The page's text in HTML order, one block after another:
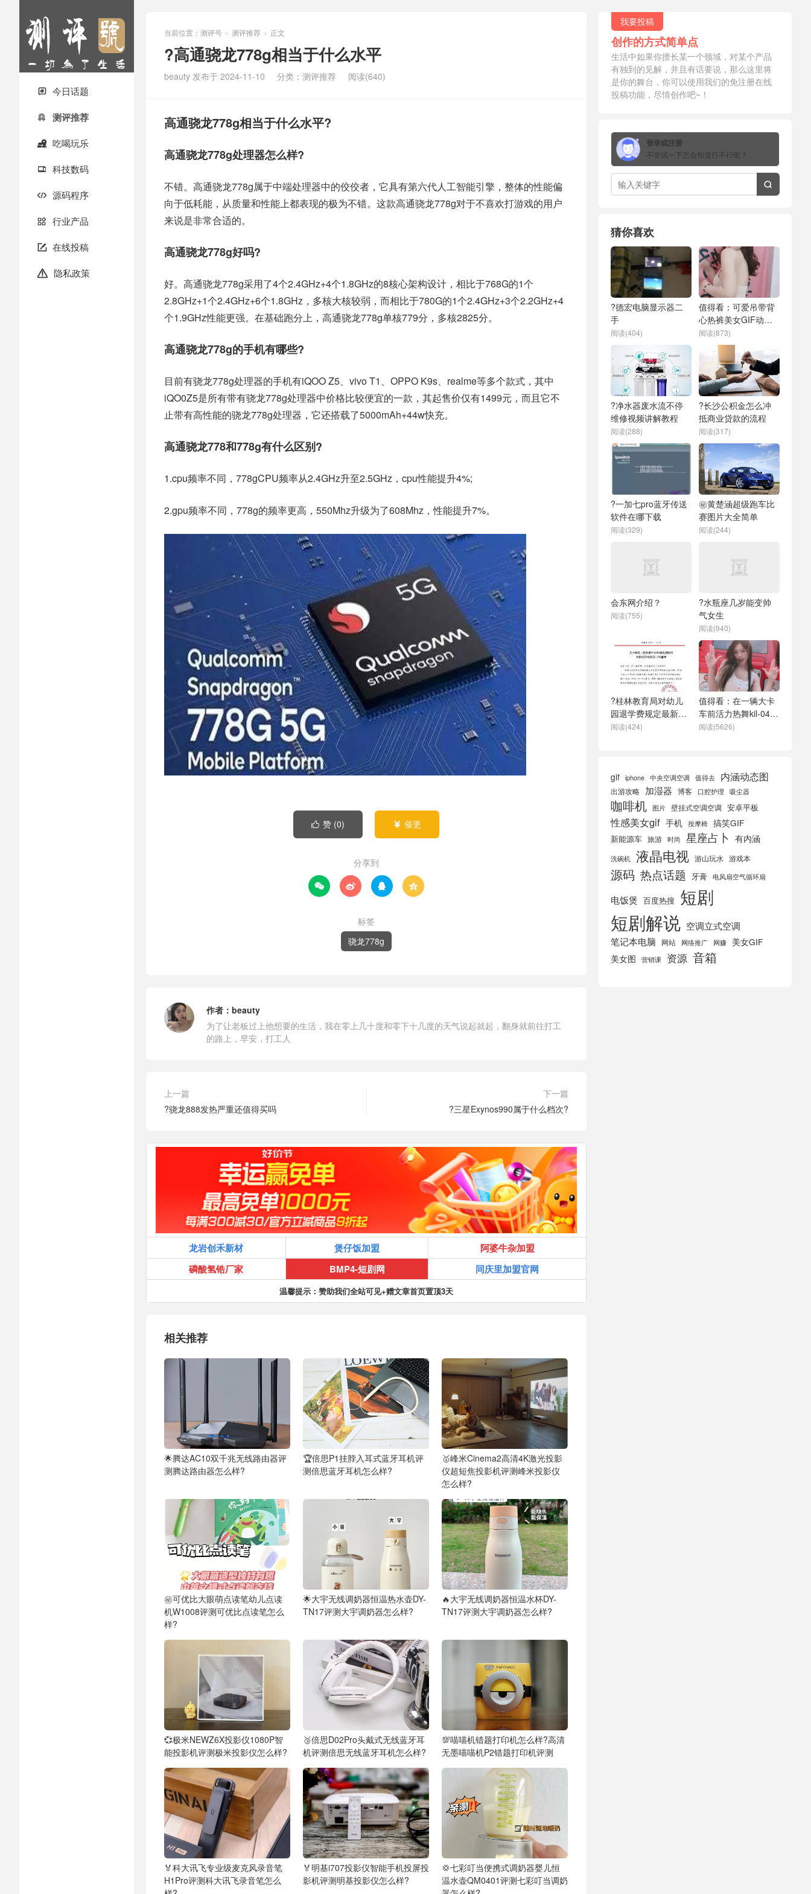
 今日话题
 测评推荐
 吃喝玩乐
 科技数码
 源码程序
 行业产品
 在线投稿
 隐私政策
当前位置： 测评号 > 测评推荐 > 正文
?高通骁龙778g相当于什么水平
beauty 发布于 2024-11-10 分类： 测评推荐 阅读(640)
高通骁龙778g相当于什么水平?
高通骁龙778g处理器怎么样?
不错。高通骁龙778g属于中端处理器中的佼佼者，它具有第六代人工智能引擎，整体的性能偏
向于低耗能，从质量和性能上都表现的极为不错。这款高通骁龙778g对于不喜欢打游戏的用户
来说是非常合适的。
高通骁龙778g好吗?
好。高通骁龙778g采用了4个2.4GHz+4个1.8GHz的8核心架构设计，相比于768G的1个
2.8GHz+1个2.4GHz+6个1.8GHz，多核大核较弱，而相比于780G的1个2.4GHz+3个2.2GHz+4
个1.9GHz性能更强。在基础跑分上，高通骁龙778g单核779分，多核2825分。
高通骁龙778g的手机有哪些?
目前有骁龙778g处理器的手机有iQOO Z5、vivo T1、OPPO K9s、realme等多个款式，其中
iQO0Z5是所有带有骁龙778g处理器中价格比较便宜的一款，其起售价仅有1499元，而且它不
止带有高性能的骁龙778g处理器，它还搭载了5000mAh+44w快充。
高通骁龙778和778g有什么区别?
1.cpu频率不同，778gCPU频率从2.4GHz升至2.5GHz，cpu性能提升4%;
2.gpu频率不同，778g的频率更高，550Mhz升级为了608Mhz，性能提升7%。
 赞 (0)  催更
分享到
   
标签
骁龙778g
作者： beauty
为了让老板过上他想要的生活，我在零上几十度和零下十几度的天气说起就起，翻身就前往打工
的路上，早安，打工人
上一篇
?骁龙888发热严重还值得买吗
下一篇
?三星Exynos990属于什么档次?
龙岩创禾新材 煲仔饭加盟
阿婆牛杂加盟
磷酸氢锆厂家
BMP4-短剧网 同庆里加盟官网
温馨提示：赞助我们全站可见+赠文章首页置顶3天
相关推荐
🌟腾达AC10双千兆无线路由器评
测腾达路由器怎么样?
🏆倍思P1挂脖入耳式蓝牙耳机评
测倍思蓝牙耳机怎么样?
🥇峰米Cinema2高清4K激光投影
仪超短焦投影机评测峰米投影仪
怎么样?
㊙️可优比大眼萌点读笔幼儿点读
机W1008评测可优比点读笔怎么
样?
🌟大宇无线调奶器恒温热水壶DY-
TN17评测大宇调奶器怎么样?
🔥大宇无线调奶器恒温水杯DY-
TN17评测大宇调奶器怎么样?
💞极米NEWZ6X投影仪1080P智
能投影机评测极米投影仪怎么样?
🥉倍思D02Pro头戴式无线蓝牙耳
机评测倍思无线蓝牙耳机怎么样?
💯喵喵机错题打印机怎么样?高清
无墨喵喵机P2错题打印机评测
🏅科大讯飞专业级麦克风录音笔
H1Pro评测科大讯飞录音笔怎么
🏅明基i707投影仪智能手机投屏投
影机评测明基投影仪怎么样?
💢七彩叮当便携式调奶器婴儿恒
温水壶QM0401评测七彩叮当调奶
我要投稿
创作的方式简单点
生活中如果你擅长某一个领域，对某个产品
有独到的见解，并且有话要说，那么这里将
是你的舞台，你可以使用我们的免注册在线
投稿功能，尽情创作吧~！
登录或注册
不尝试一下怎会知道行不行呢？

猜你喜欢
?德宏电脑显示器二
手
阅读(404)
值得看：可爱吊带背
心热裤美女GIF动态
图片
阅读(873)
?净水器废水流不停
维修视频讲解教程
阅读(288)
?长沙公积金怎么冲
抵商业贷款的流程
阅读(317)
?一加七pro蓝牙传送
软件在哪下载
阅读(329)
㊙️黄楚涵超级跑车比
赛图片大全简单
阅读(244)
会东网介绍？
阅读(755)
?水瓶座几岁能变帅
气女生
阅读(940)
?桂林教育局对幼儿
园退学费规定最新新
规定
阅读(424)
值得看：在一辆大卡
车前活力热舞kil-044
的性感紧身衣短裤美
阅读(5626)
gif iphone 中央空调空调 值得去 内涵动态图
出游攻略 加湿器 博客 口腔护理 吸尘器
咖啡机 图片 壁挂式空调空调 安卓平板
性感美女gif 手机 按摩椅 搞笑GIF
新能源车 旅游 时尚 星座占卜 有内涵
洗碗机 液晶电视 游山玩水 游戏本
源码 热点话题 牙膏 电风扇空气循环扇
电饭煲 百度热搜 短剧
短剧解说 空调立式空调
笔记本电脑 网站 网络推广 网赚
美女GIF
美女图
营销课 资源 音箱